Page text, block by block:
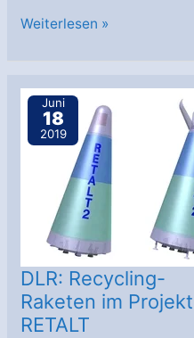
AstroGeo
Riesensterne
Nimm
Weiterlesen »
Juni
18
2019
DLR: Recycling-
Raketen im Projekt
RETALT